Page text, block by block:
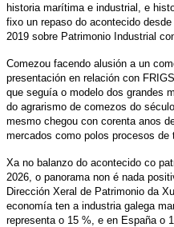
historia marítima e industrial, e
fixo un repaso do acontecido
2019 sobre Patrimonio Industrial
Comezou facendo alusión a un
presentación en relación con
que seguía o modelo dos grandes
do agrarismo de comezos do
mesmo chegou con corenta anos
mercados como polos procesos de
Xa no balanzo do acontecido co
2026, o panorama non é nada
Dirección Xeral de Patrimonio da
economía ten a industria galega
representa o 15 %, e en España o